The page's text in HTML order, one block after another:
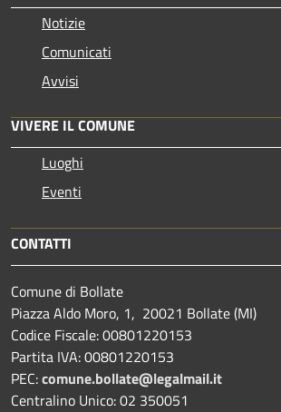
Notizie
Comunicati
Avvisi
VIVERE IL COMUNE
Luoghi
Eventi
CONTATTI
Comune di Bollate
Piazza Aldo Moro, 1, 20021 Bollate (MI)
Codice Fiscale: 00801220153
Partita IVA: 00801220153
PEC:comune.bollate@legalmail.it
Centralino Unico: 02 350051